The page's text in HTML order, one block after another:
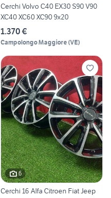
Cerchi Volvo C40 EX30 S90 V90
XC40 XC60 XC90 9x20
1.370 €
Campolongo Maggiore(VE)
6
Cerchi 16 Alfa Citroen Fiat Jeep